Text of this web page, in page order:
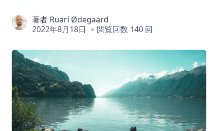
著者 Ruarí Ødegaard
2022年8月18日
閲覧回数 140 回